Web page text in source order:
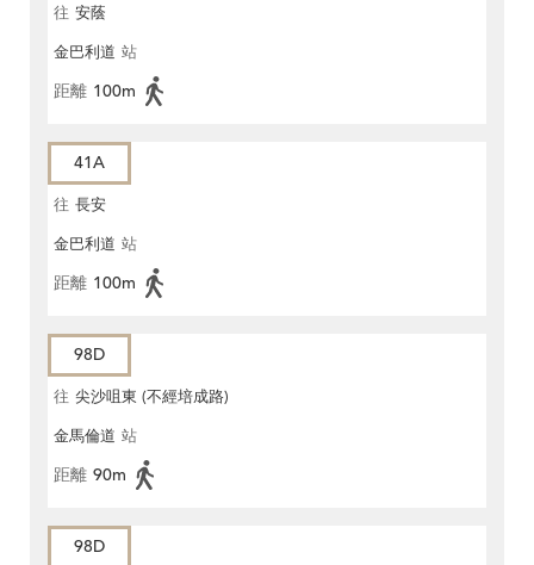
往 安蔭
金巴利道 站
距離 100m
41A
往 長安
金巴利道 站
距離 100m
98D
往 尖沙咀東 (不經培成路)
金馬倫道 站
距離 90m
98D